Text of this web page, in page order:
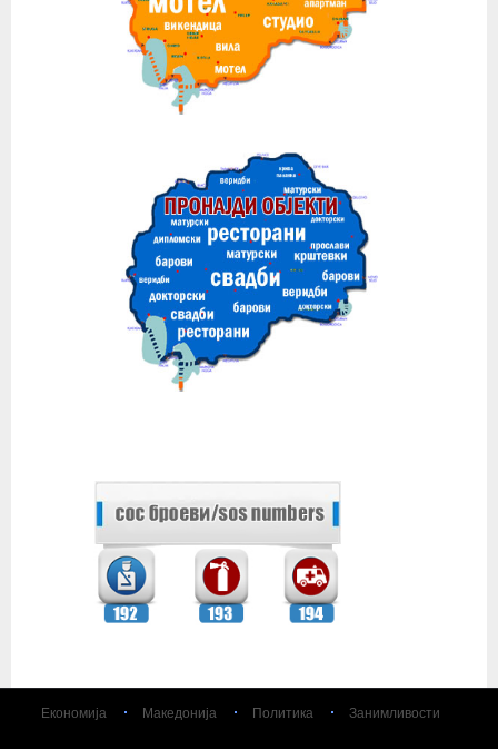
Економија Македонија Политика Занимливости